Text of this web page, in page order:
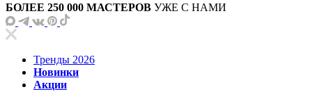
БОЛЕЕ 250 000 МАСТЕРОВ УЖЕ С НАМИ
Тренды 2026
Новинки
Акции